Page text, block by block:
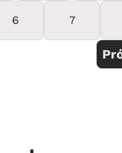
de
do alfabeto
faz movimentos